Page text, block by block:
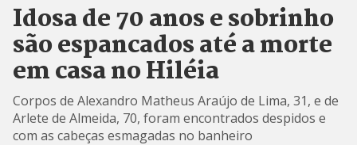
Idosa de 70 anos e sobrinho
são espancados até a morte
em casa no Hiléia
Corpos de Alexandro Matheus Araújo de Lima, 31, e de
Arlete de Almeida, 70, foram encontrados despidos e
com as cabeças esmagadas no banheiro